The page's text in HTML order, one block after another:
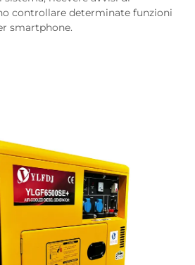
controllare determinate funzioni
smartphone.